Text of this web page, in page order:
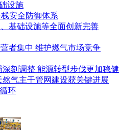
设施
安全防御体系
基础设施等全面创新完善
者集中 维护燃气市场竞争
刻调整 能源转型步伐更加稳健
气主干管网建设获关键进展
环